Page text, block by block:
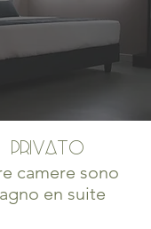
camere sono
en suite